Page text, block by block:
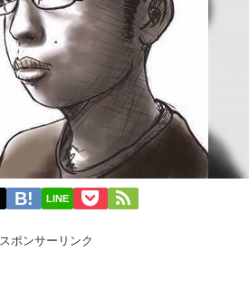
LINE
スポンサーリンク